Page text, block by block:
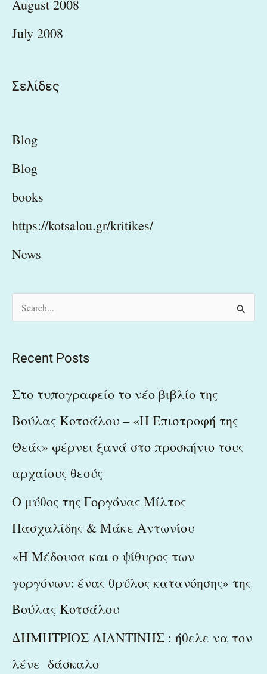
August 2008
July 2008
Σελίδες
Blog
Blog
books
https://kotsalou.gr/kritikes/
News
c
f
o
Recent Posts
Στο τυπογραφείο το νέο βιβλίο της
Βούλας Κοτσάλου – «Η Επιστροφή της
Θεάς» φέρνει ξανά στο προσκήνιο τους
αρχαίους θεούς
Ο μύθος της Γοργόνας Μίλτος
Πασχαλίδης & Μάκε Αντωνίου
«Η Μέδουσα και ο ψίθυρος των
γοργόνων: ένας θρύλος κατανόησης» της
Βούλας Κοτσάλου
ΔΗΜΗΤΡΙΟΣ ΛΙΑΝΤΙΝΗΣ : ήθελε να τον
λένε δάσκαλο